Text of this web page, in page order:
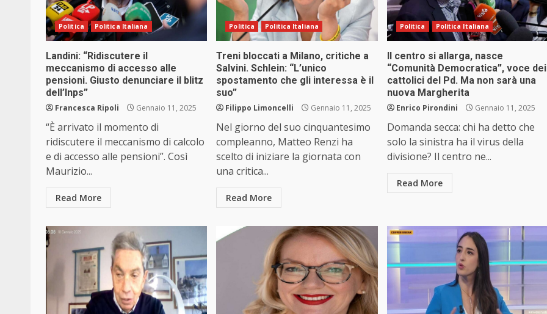
Politica Politica Italiana
Landini: “Ridiscutere il
meccanismo di accesso alle
pensioni. Giusto denunciare il blitz
dell’Inps”
Francesca Ripoli Gennaio 11, 2025
“È arrivato il momento di
ridiscutere il meccanismo di calcolo
e di accesso alle pensioni”. Così
Maurizio...
Read More
Politica Politica Italiana
Treni bloccati a Milano, critiche a
Salvini. Schlein: “L’unico
spostamento che gli interessa è il
suo”
Filippo Limoncelli Gennaio 11, 2025
Nel giorno del suo cinquantesimo
compleanno, Matteo Renzi ha
scelto di iniziare la giornata con
una critica...
Read More
Politica Politica Italiana
Il centro si allarga, nasce
“Comunità Democratica”, voce dei
cattolici del Pd. Ma non sarà una
nuova Margherita
Enrico Pirondini Gennaio 11, 2025
Domanda secca: chi ha detto che
solo la sinistra ha il virus della
divisione? Il centro ne...
Read More